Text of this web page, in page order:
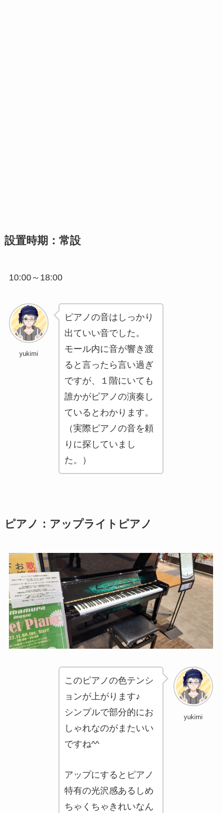
設置時期：常設
10:00～18:00
yukimi
ピアノの音はしっかり
出ていい音でした。
モール内に音が響き渡
ると言ったら言い過ぎ
ですが、１階にいても
誰かがピアノの演奏し
ているとわかります。
（実際ピアノの音を頼
りに探していまし
た。）
ピアノ：アップライトピアノ
yukimi
このピアノの色テンシ
ョンが上がります♪
シンプルで部分的にお
しゃれなのがまたいい
ですね^^
アップにするとピアノ
特有の光沢感あるしめ
ちゃくちゃきれいなん